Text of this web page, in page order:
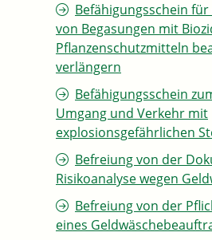
Befähigungsschein
von Begasungen mit
Pflanzenschutzmitteln
verlängern
Befähigungsschein
Umgang und Verkehr mit
explosionsgefährlichen
Befreiung von der
Risikoanalyse wegen
Befreiung von der
eines